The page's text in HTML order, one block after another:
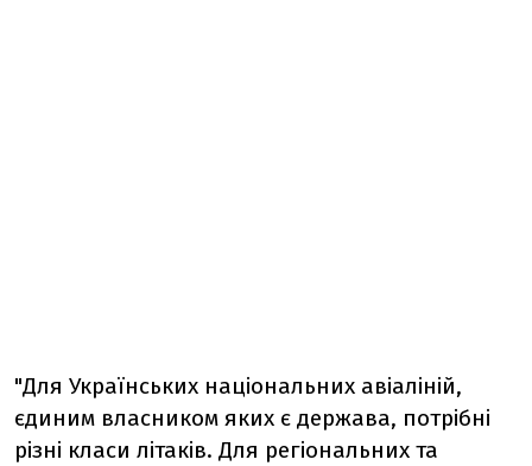
"Для Українських національних авіаліній,
єдиним власником яких є держава, потрібні
різні класи літаків. Для регіональних та